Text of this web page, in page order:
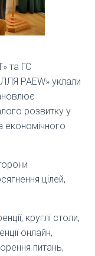
та ГС
PAEW» уклали
розвитку у
економічного
цілей,
круглі столи,
онлайн,
питань,